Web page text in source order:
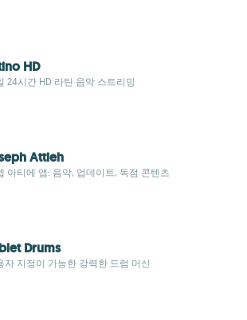
HD
24시간 HD 라틴 음악 스트리밍
Attieh
아티에 앱: 음악, 업데이트, 독점 콘텐츠
Drums
자 지정이 가능한 강력한 드럼 머신